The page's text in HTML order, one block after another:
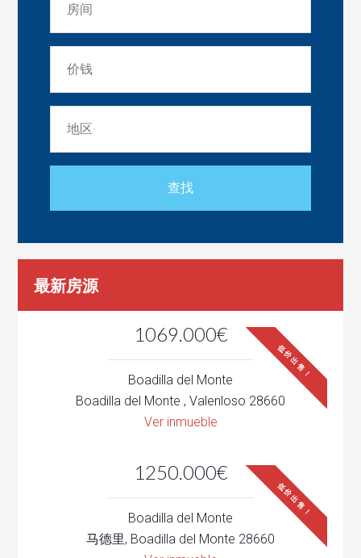
最新房源
1069.000€
低价出售！
Boadilla del Monte
Boadilla del Monte , Valenloso 28660
Ver inmueble
1250.000€
低价出售！
Boadilla del Monte
马德里, Boadilla del Monte 28660